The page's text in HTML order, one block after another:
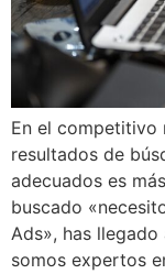
En el competitivo
resultados de
adecuados es
buscado
Ads», has
somos expertos